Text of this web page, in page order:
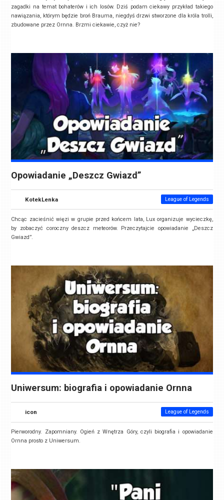
zagadki na temat bohaterów i ich losów. Dziś podam ciekawy przykład takiego
nawiązania, którym będzie broń Brauma, niegdyś drzwi stworzone dla króla trolli,
zbudowane przez Ornna. Brzmi ciekawie, czyż nie?
Opowiadanie „Deszcz Gwiazd”
KotekLenka League of Legends
Chcąc zacieśnić więzi w grupie przed końcem lata, Lux organizuje wycieczkę,
by zobaczyć coroczny deszcz meteorów. Przeczytajcie opowiadanie „Deszcz
Gwiazd”.
Uniwersum: biografia i opowiadanie Ornna
icon League of Legends
Pierworodny. Zapomniany. Ogień z Wnętrza Góry, czyli biografia i opowiadanie
Ornna prosto z Uniwersum.